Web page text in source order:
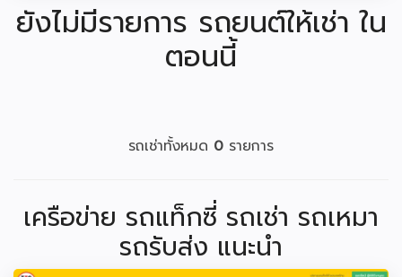
ยังไม่มีรายการ รถยนต์ให้เช่า ใน
ตอนนี้
รถเช่าทั้งหมด 0 รายการ
เครือข่าย รถแท็กซี่ รถเช่า รถเหมา
รถรับส่ง แนะนำ